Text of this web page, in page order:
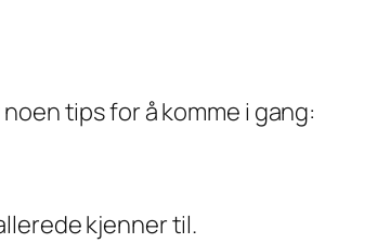
tips for å komme i gang:
kjenner til.